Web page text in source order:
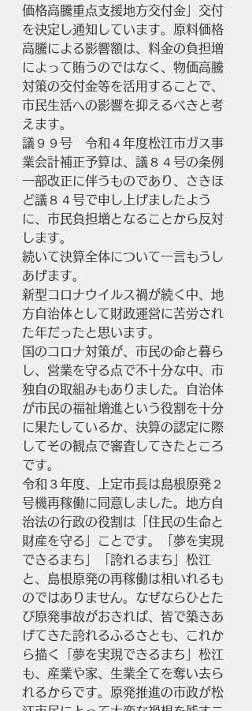
価格高騰重点支援地方交付金」交付
を決定し通知しています。原料価格
高騰による影響額は、料金の負担増
によって賄うのではなく、物価高騰
対策の交付金等を活用することで、
市民生活への影響を抑えるべきと考
えます。
議９９号　令和４年度松江市ガス事
業会計補正予算は、議８４号の条例
一部改正に伴うものであり、さきほ
ど議８４号で申し上げましたよう
に、市民負担増となることから反対
します。
続いて決算全体について一言もうし
あげます。
新型コロナウイルス禍が続く中、地
方自治体として財政運営に苦労され
た年だったと思います。
国のコロナ対策が、市民の命と暮ら
し、営業を守る点で不十分な中、市
独自の取組みもありました。自治体
が市民の福祉増進という役割を十分
に果たしているか、決算の認定に際
してその観点で審査してきたところ
です。
令和３年度、上定市長は島根原発２
号機再稼働に同意しました。地方自
治法の行政の役割は「住民の生命と
財産を守る」ことです。「夢を実現
できるまち」「誇れるまち」松江
と、島根原発の再稼働は相いれるも
のではありません。なぜならひとた
び原発事故がおきれば、皆で築きあ
げてきた誇れるふるさとも、これか
ら描く「夢を実現できるまち」松江
も、産業や家、生業全てを奪い去ら
れるからです。原発推進の市政が松